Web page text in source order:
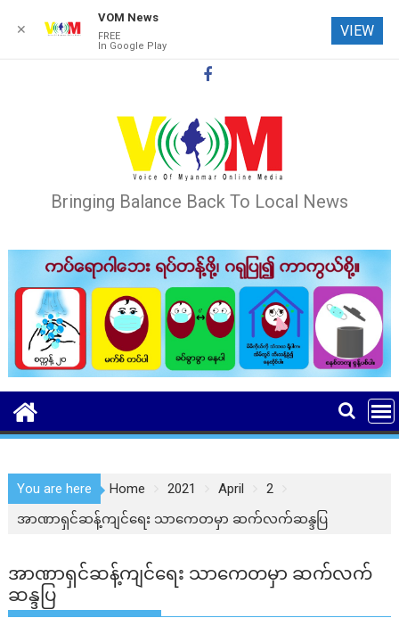
Bringing Balance Back To Local News
You are here Home 2021 April
2
အာဏာရှင်ဆန့်ကျင်ရေး သာကေတမှာ ဆက်လက်ဆန္ဒပြ
အာဏာရှင်ဆန့်ကျင်ရေး သာကေတမှာ ဆက်လက်
ဆန္ဒပြ
✕
VOM News
FREE
In Google Play
VIEW